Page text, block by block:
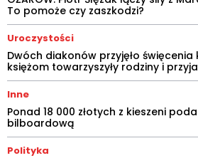
To pomoże czy zaszkodzi?
Uroczystości
Dwóch diakonów przyjęło święcenia
księżom towarzyszyły rodziny i
Inne
Ponad 18 000 złotych z kieszeni
bilboardową
Polityka